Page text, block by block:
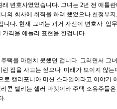
변호사였었습니다. 그녀는 2년 전 애틀
의 회사에 취직을 하려 했었으나 천정부
다. 현재 그녀는 과거 자신이 변호사 업
격을 에들러 표현을 한겁니다.
택을 마련치 못했던 겁니다. 그러면서 그
집을 사고는 싶으나 미래가 보이지 않는
캘리포니아 미션 스타일이라고 이야기
콘 밸리는 셀러 마켓이라 주택 소유주들
.